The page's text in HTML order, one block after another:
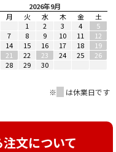
2026年9月
月 火 水 木 金
土
1
2 3 4
5
7 8 9 10 11
12
14 15 16 17 18
19
21 22 23 24 25
26
28 29 30
※ は休業日です
文について